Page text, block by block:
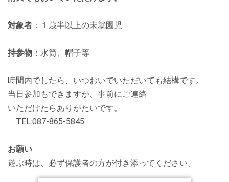
対象者 ：１歳半以上の未就園児
持参物 ：水筒、帽子等
時間内でしたら、いつおいでいただいても結構です。
当日参加もできますが、 事前にご連絡
いただけたらありがたいです。
TEL:087-865-5845
お願い
遊ぶ時は、必ず保護者の方が付き添ってください。